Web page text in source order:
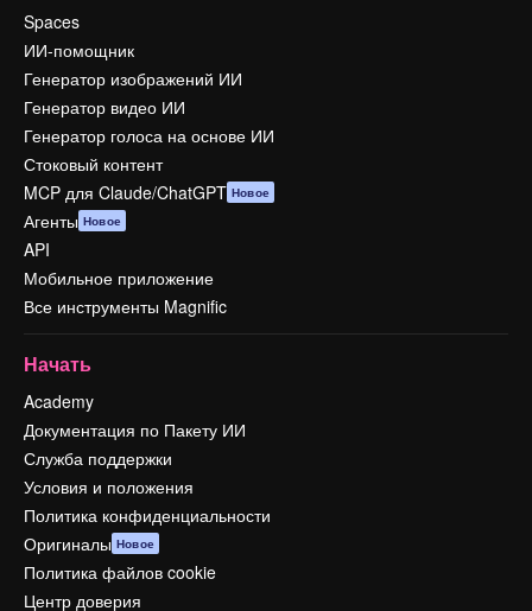
Spaces
ИИ-помощник
Генератор изображений ИИ
Генератор видео ИИ
Генератор голоса на основе ИИ
Стоковый контент
MCP для Claude/ChatGPT Новое
Агенты Новое
API
Мобильное приложение
Все инструменты Magnific
Начать
Academy
Документация по Пакету ИИ
Служба поддержки
Условия и положения
Политика конфиденциальности
Оригиналы Новое
Политика файлов cookie
Центр доверия